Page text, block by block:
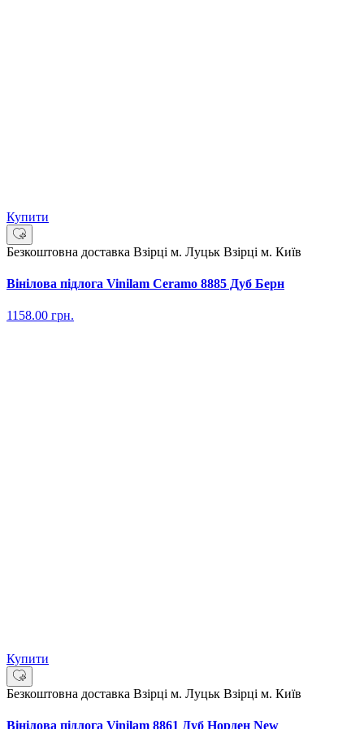
Купити
Безкоштовна доставка Взірці м. Луцьк Взірці м. Київ
Вінілова підлога Vinilam Ceramo 8885 Дуб Берн
1158.00 грн.
Купити
Безкоштовна доставка Взірці м. Луцьк Взірці м. Київ
Вінілова підлога Vinilam 8861 Дуб Норден New